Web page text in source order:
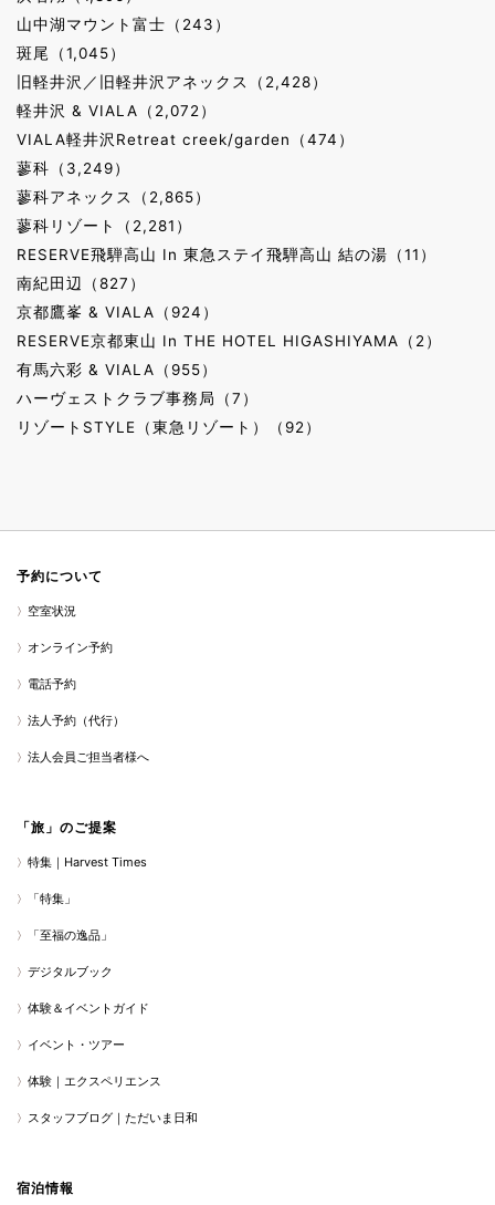
山中湖マウント富士（243）
斑尾（1,045）
旧軽井沢／旧軽井沢アネックス（2,428）
軽井沢 & VIALA（2,072）
VIALA軽井沢Retreat creek/garden（474）
蓼科（3,249）
蓼科アネックス（2,865）
蓼科リゾート（2,281）
RESERVE飛騨高山 In 東急ステイ飛騨高山 結の湯（11）
南紀田辺（827）
京都鷹峯 & VIALA（924）
RESERVE京都東山 In THE HOTEL HIGASHIYAMA（2）
有馬六彩 & VIALA（955）
ハーヴェストクラブ事務局（7）
リゾートSTYLE（東急リゾート）（92）
予約について
空室状況
オンライン予約
電話予約
法人予約（代行）
法人会員ご担当者様へ
「旅」のご提案
特集｜Harvest Times
「特集」
「至福の逸品」
デジタルブック
体験＆イベントガイド
イベント・ツアー
体験｜エクスペリエンス
スタッフブログ｜ただいま日和
宿泊情報